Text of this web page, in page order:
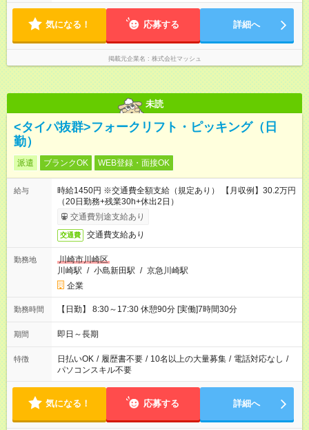
気になる！ 応募する 詳細へ
掲載元企業名 株式会社マッシュ
未読
<タイパ抜群>フォークリフト・ピッキング（日
勤）
派遣 ブランクOK WEB登録・面接OK
給与
時給1450円 ※交通費全額支給（規定あり） 【月収例】30.2万円
（20日勤務+残業30h+休出2日）
交通費別途支給あり
交通費 交通費支給あり
勤務地
川崎市川崎区
川崎駅 / 小島新田駅 / 京急川崎駅
企業
勤務時間 【日勤】 8:30～17:30 休憩90分 [実働]7時間30分
期間 即日～長期
特徴 日払いOK / 履歴書不要 / 10名以上の大量募集 / 電話対応なし /
パソコンスキル不要
気になる！ 応募する 詳細へ